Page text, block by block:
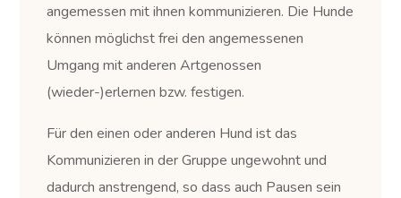
angemessen mit ihnen kommunizieren. Die Hunde
können möglichst frei den angemessenen
Umgang mit anderen Artgenossen
(wieder-)erlernen bzw. festigen.
Für den einen oder anderen Hund ist das
Kommunizieren in der Gruppe ungewohnt und
dadurch anstrengend, so dass auch Pausen sein